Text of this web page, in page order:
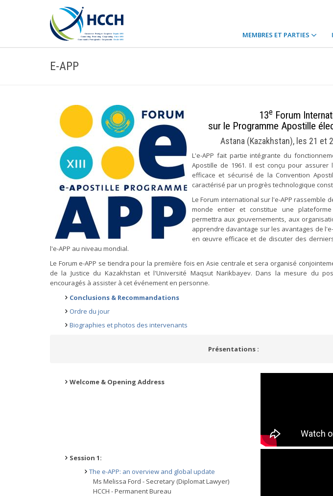
MEMBRES ET PARTIES
E-APP
13e Forum
sur le Programme Apostille
Astana (Kazakhstan), les 21 et
L'e-APP fait partie intégrante du
Apostille de 1961. Il est conçu pour assurer
efficace et sécurisé de la Convention
caractérisé par un progrès technologique
Le Forum international sur l'e-APP rassemble
monde entier et constitue une
permettra aux gouvernements, aux
apprendre davantage sur les avantages de
en œuvre efficace et de discuter des
l'e-APP au niveau mondial.
Le Forum e-APP se tiendra pour la première fois en Asie centrale et sera organisé
de la Justice du Kazakhstan et l'Université Maqsut Narikbayev. Dans la mesure du
encouragés à assister à cet événement en personne.
Conclusions & Recommandations
Ordre du jour
Biographies et photos des intervenants
Présentations :
Welcome & Opening Address
Session 1:
The e-APP: an overview and global update
Ms Melissa Ford - Secretary (Diplomat Lawyer)
HCCH - Permanent Bureau